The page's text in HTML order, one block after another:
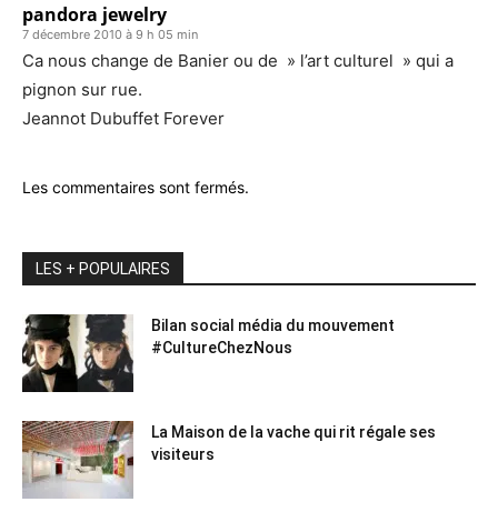
pandora jewelry
7 décembre 2010 à 9 h 05 min
Ca nous change de Banier ou de » l’art culturel » qui a
pignon sur rue.
Jeannot Dubuffet Forever
Les commentaires sont fermés.
LES + POPULAIRES
Bilan social média du mouvement
#CultureChezNous
La Maison de la vache qui rit régale ses
visiteurs